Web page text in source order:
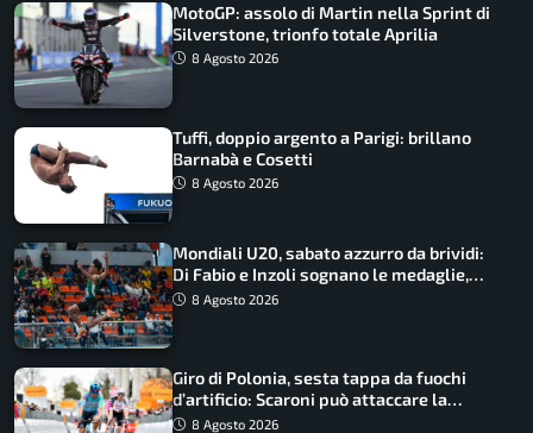
MotoGP: assolo di Martin nella Sprint di
Silverstone, trionfo totale Aprilia
8 Agosto 2026
Tuffi, doppio argento a Parigi: brillano
Barnabà e Cosetti
8 Agosto 2026
Mondiali U20, sabato azzurro da brividi:
Di Fabio e Inzoli sognano le medaglie,
Castellani e Succo in finale
8 Agosto 2026
Giro di Polonia, sesta tappa da fuochi
d’artificio: Scaroni può attaccare la
maglia di Lemmen
8 Agosto 2026